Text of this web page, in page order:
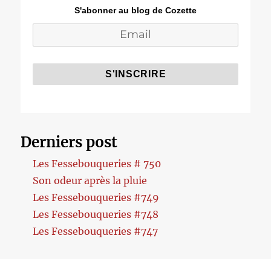
S'abonner au blog de Cozette
Derniers post
Les Fessebouqueries # 750
Son odeur après la pluie
Les Fessebouqueries #749
Les Fessebouqueries #748
Les Fessebouqueries #747